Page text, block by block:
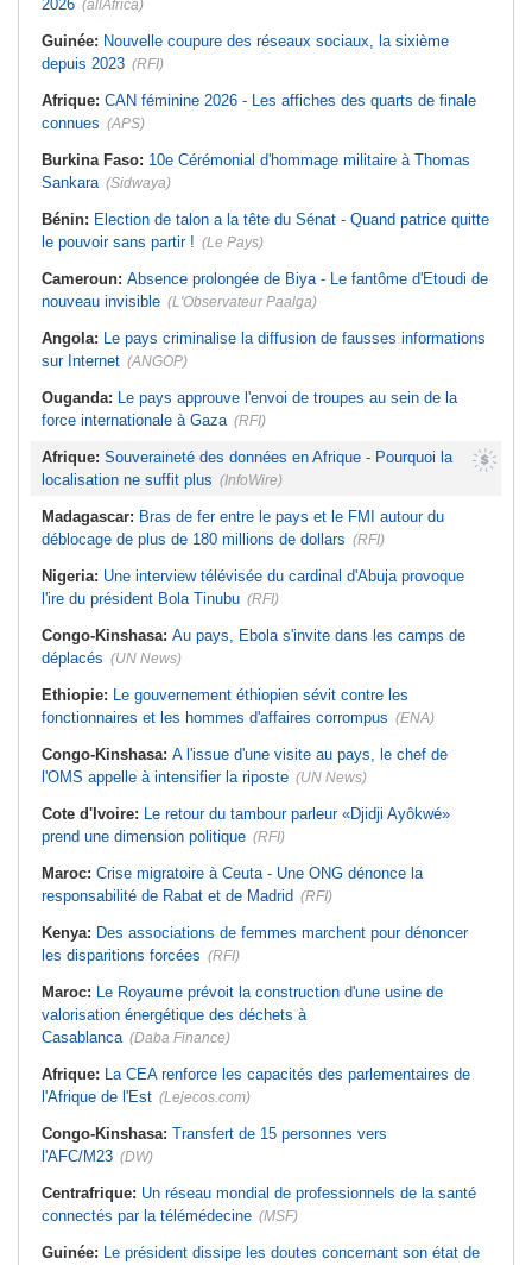
parleur «Djidji Ayôkwé» prend une
dimension politique
Guinée: Le président dissipe les
santé dans un message publié sur X
Afrique:Etats généraux de
rupture
Afrique:Promesse de la finale de la
maintien ?
Maroc:Driss Lachguar - Les défis
traitement courageux des causes
profondes
2026 (allAfrica)
Guinée: Nouvelle coupure des réseaux sociaux, la sixième
depuis 2023 (RFI)
Afrique: CAN féminine 2026 - Les affiches des quarts de finale
connues (APS)
Burkina Faso: 10e Cérémonial d'hommage militaire à Thomas
Sankara (Sidwaya)
Bénin: Election de talon a la tête du Sénat - Quand patrice quitte
le pouvoir sans partir ! (Le Pays)
Cameroun: Absence prolongée de Biya - Le fantôme d'Etoudi de
nouveau invisible (L'Observateur Paalga)
Angola: Le pays criminalise la diffusion de fausses informations
sur Internet (ANGOP)
Ouganda: Le pays approuve l'envoi de troupes au sein de la
force internationale à Gaza (RFI)
Afrique: Souveraineté des données en Afrique - Pourquoi la
localisation ne suffit plus (InfoWire)
Madagascar: Bras de fer entre le pays et le FMI autour du
déblocage de plus de 180 millions de dollars (RFI)
Nigeria: Une interview télévisée du cardinal d'Abuja provoque
l'ire du président Bola Tinubu (RFI)
Congo-Kinshasa: Au pays, Ebola s'invite dans les camps de
déplacés (UN News)
Ethiopie: Le gouvernement éthiopien sévit contre les
fonctionnaires et les hommes d'affaires corrompus (ENA)
Congo-Kinshasa: A l'issue d'une visite au pays, le chef de
l'OMS appelle à intensifier la riposte (UN News)
Cote d'Ivoire: Le retour du tambour parleur «Djidji Ayôkwé»
prend une dimension politique (RFI)
Maroc: Crise migratoire à Ceuta - Une ONG dénonce la
responsabilité de Rabat et de Madrid (RFI)
Kenya: Des associations de femmes marchent pour dénoncer
les disparitions forcées (RFI)
Maroc: Le Royaume prévoit la construction d'une usine de
valorisation énergétique des déchets à
Casablanca (Daba Finance)
Afrique: La CEA renforce les capacités des parlementaires de
l'Afrique de l'Est (Lejecos.com)
Congo-Kinshasa: Transfert de 15 personnes vers
l'AFC/M23 (DW)
Centrafrique: Un réseau mondial de professionnels de la santé
connectés par la télémédecine (MSF)
Guinée: Le président dissipe les doutes concernant son état de